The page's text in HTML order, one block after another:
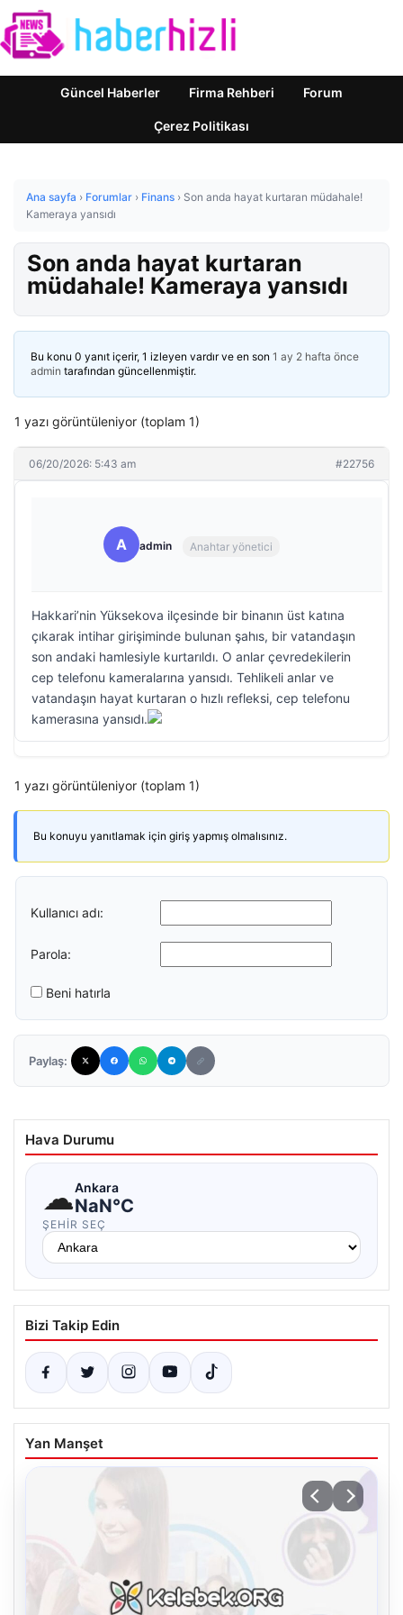
Güncel Haberler Firma Rehberi Forum
Çerez Politikası
Ana sayfa › Forumlar › Finans › Son anda hayat kurtaran müdahale!
Kameraya yansıdı
Son anda hayat kurtaran
müdahale! Kameraya yansıdı
Bu konu 0 yanıt içerir, 1 izleyen vardır ve en son 1 ay 2 hafta önce
admin tarafından güncellenmiştir.
1 yazı görüntüleniyor (toplam 1)
06/20/2026: 5:43 am #22756
A admin Anahtar yönetici
Hakkari’nin Yüksekova ilçesinde bir binanın üst katına
çıkarak intihar girişiminde bulunan şahıs, bir vatandaşın
son andaki hamlesiyle kurtarıldı. O anlar çevredekilerin
cep telefonu kameralarına yansıdı. Tehlikeli anlar ve
vatandaşın hayat kurtaran o hızlı refleksi, cep telefonu
kamerasına yansıdı.
1 yazı görüntüleniyor (toplam 1)
Bu konuyu yanıtlamak için giriş yapmış olmalısınız.
Kullanıcı adı:
Parola:
Beni hatırla
Paylaş:
Hava Durumu
☁Ankara
NaN°C
ŞEHIR SEÇ
Bizi Takip Edin
Yan Manşet